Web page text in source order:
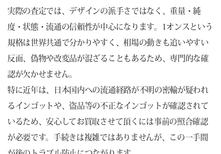
実際の査定では、デザインの派手さではなく、重量・純
度・状態・流通の信頼性が中心になります。1オンスという
規格は世界共通で分かりやすく、相場の動きも追いやすい
反面、偽物や改変品が混ざることもあるため、専門的な確
認が欠かせません。
特に近年は、日本国内への流通経路が不明の密輸が疑われ
るインゴットや、盗品等の不正なインゴットが確認されて
いるため、安心してお買取させて頂くには事前の照合確認
が必要です。手続きは複雑ではありませんが、この一手間